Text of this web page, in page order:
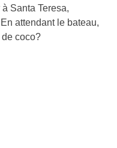
Santa Teresa,
attendant le bateau,
coco?